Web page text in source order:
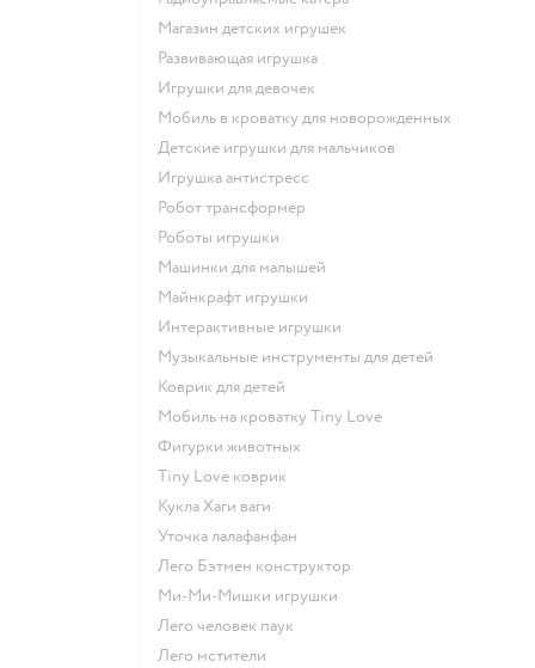
Магазин детских игрушек
Развивающая игрушка
Игрушки для девочек
Мобиль в кроватку для новорожденных
Детские игрушки для мальчиков
Игрушка антистресс
Робот трансформер
Роботы игрушки
Машинки для малышей
Майнкрафт игрушки
Интерактивные игрушки
Музыкальные инструменты для детей
Коврик для детей
Мобиль на кроватку Tiny Love
Фигурки животных
Tiny Love коврик
Кукла Хаги ваги
Уточка лалафанфан
Лего Бэтмен конструктор
Ми-Ми-Мишки игрушки
Лего человек паук
Лего мстители